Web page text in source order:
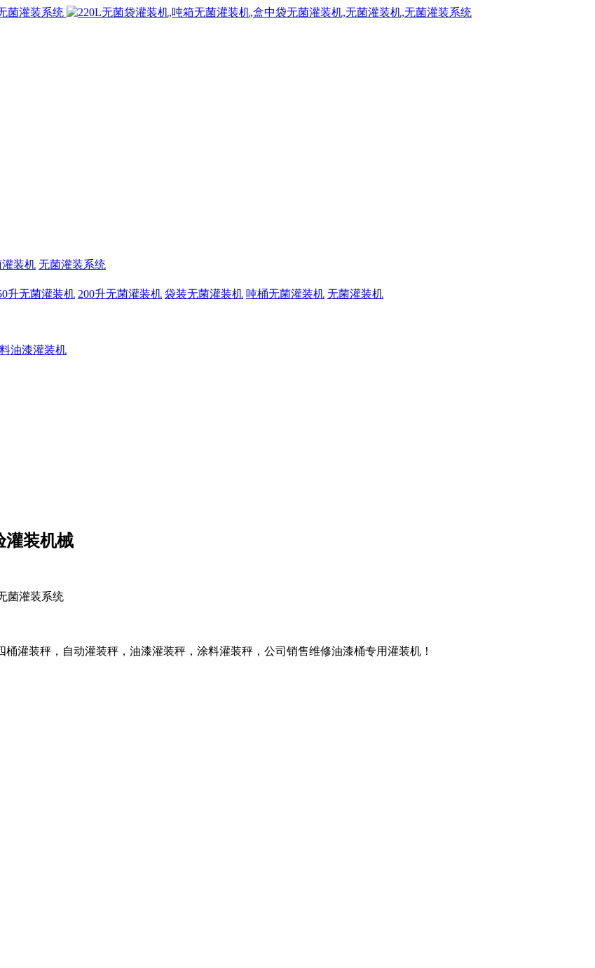
装机 无菌灌装系统
升无菌灌装机 200升无菌灌装机 袋装无菌灌装机 吨桶无菌灌装机 无菌灌装机
油漆灌装机
灌装机械
灌装秤，自动灌装秤，油漆灌装秤，涂料灌装秤，公司销售维修油漆桶专用灌装机！